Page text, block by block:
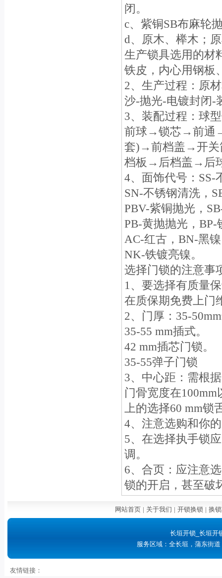
闭。
c、紫铜SB布麻轮
d、原木、榉木；
生产锁具选用的材
铁皮，内心用钢板
2、生产过程：原
沙-抛光-电镀封闭-
3、装配过程：球
前球→锁芯→前通→
套)→前档盖→开
档板→后档盖→后
4、面饰代号：SS-
SN-不锈钢清洗，
PBV-紫铜抛光，
PB-黄抛抛光，BP-
AC-红古，BN-黑
NK-铁镀亮镍。
选择门锁的注意事
1、要选择有质量
在质保期免费上门
2、门厚：35-
35-55 mm插式。
42 mm插芯门锁。
35-55弹子门锁
3、中心距：需根
门骨宽度在
上的选择60 mm锁
4、注意选购和你
5、在选择执手锁
调。
6、合页：应注意
锁的开启，甚至破
网站首页 | 关于我们 | 开锁换锁 | 换
长垣开锁_长垣开
服务区域：全长垣，蒲东街
友情链接：